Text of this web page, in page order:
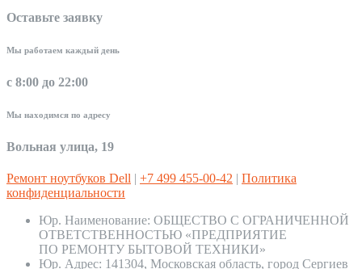
Оставьте заявку
Мы работаем каждый день
с 8:00 до 22:00
Мы находимся по адресу
Вольная улица, 19
Ремонт ноутбуков Dell | +7 499 455-00-42 | Политика
конфиденциальности
Юр. Наименование: ОБЩЕСТВО С ОГРАНИЧЕННОЙ
ОТВЕТСТВЕННОСТЬЮ «ПРЕДПРИЯТИЕ
ПО РЕМОНТУ БЫТОВОЙ ТЕХНИКИ»
Юр. Адрес: 141304, Московская область, город Сергиев